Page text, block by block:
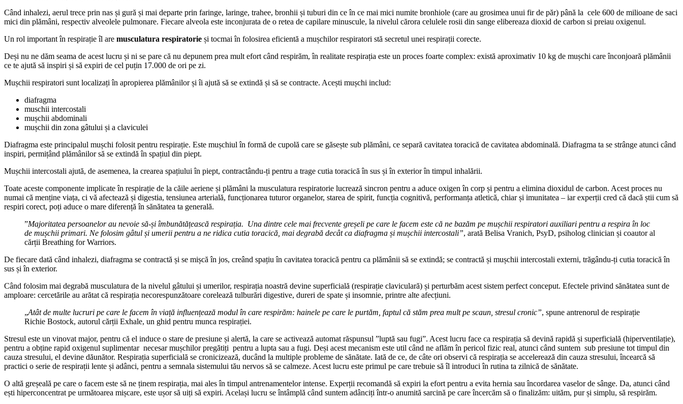
Când inhalezi, aerul trece prin nas și gură și mai departe prin faringe, laringe, trahee, bronhii și tuburi din ce în ce mai mici numite bronhiole (care au grosimea unui fir de păr) până la cele 600 de milioane de saci
mici din plămâni, respectiv alveolele pulmonare. Fiecare alveola este inconjurata de o retea de capilare minuscule, la nivelul cărora celulele rosii din sange elibereaza dioxid de carbon si preiau oxigenul.
Un rol important în respirație îl are musculatura respiratorie și tocmai în folosirea eficientă a mușchilor respiratori stă secretul unei respirații corecte.
Deși nu ne dăm seama de acest lucru și ni se pare că nu depunem prea mult efort când respirăm, în realitate respirația este un proces foarte complex: există aproximativ 10 kg de mușchi care înconjoară plămânii
ce te ajută să inspiri și să expiri de cel puțin 17.000 de ori pe zi.
Mușchii respiratori sunt localizați în apropierea plămânilor și îi ajută să se extindă și să se contracte. Acești mușchi includ:
diafragma
muschii intercostali
mușchii abdominali
mușchii din zona gâtului și a claviculei
Diafragma este principalul mușchi folosit pentru respirație. Este mușchiul în formă de cupolă care se găsește sub plămâni, ce separă cavitatea toracică de cavitatea abdominală. Diafragma ta se strânge atunci când
inspiri, permițând plămânilor să se extindă în spațiul din piept.
Mușchii intercostali ajută, de asemenea, la crearea spațiului în piept, contractându-ți pentru a trage cutia toracică în sus și în exterior în timpul inhalării.
Toate aceste componente implicate în respirație de la căile aeriene și plămâni la musculatura respiratorie lucrează sincron pentru a aduce oxigen în corp și pentru a elimina dioxidul de carbon. Acest proces nu
numai că menține viața, ci vă afectează și digestia, tensiunea arterială, funcționarea tuturor organelor, starea de spirit, funcția cognitivă, performanța atletică, chiar și imunitatea – iar experții cred că dacă știi cum să
respiri corect, poți aduce o mare diferență în sănătatea ta generală.
”Majoritatea persoanelor au nevoie să-și îmbunătățească respirația. Una dintre cele mai frecvente greșeli pe care le facem este că ne bazăm pe mușchii respiratori auxiliari pentru a respira în loc
de mușchii primari. Ne folosim gâtul și umerii pentru a ne ridica cutia toracică, mai degrabă decât ca diafragma și mușchii intercostali”, arată Belisa Vranich, PsyD, psiholog clinician și coautor al
cărții Breathing for Warriors.
De fiecare dată când inhalezi, diafragma se contractă și se mișcă în jos, creând spațiu în cavitatea toracică pentru ca plămânii să se extindă; se contractă și mușchii intercostali externi, trăgându-ți cutia toracică în
sus și în exterior.
Când folosim mai degrabă musculatura de la nivelul gâtului și umerilor, respirația noastră devine superficială (respirație claviculară) și perturbăm acest sistem perfect conceput. Efectele privind sănătatea sunt de
amploare: cercetările au arătat că respirația necorespunzătoare corelează tulburări digestive, dureri de spate și insomnie, printre alte afecțiuni.
„Atât de multe lucruri pe care le facem în viață influențează modul în care respirăm: hainele pe care le purtăm, faptul că stăm prea mult pe scaun, stresul cronic”, spune antrenorul de respirație
Richie Bostock, autorul cărții Exhale, un ghid pentru munca respirației.
Stresul este un vinovat major, pentru că el induce o stare de presiune și alertă, la care se activează automat răspunsul ”luptă sau fugi”. Acest lucru face ca respirația să devină rapidă și superficială (hiperventilație),
pentru a obține rapid oxigenul suplimentar necesar mușchilor pregătiți pentru a lupta sau a fugi. Deși acest mecanism este util când ne aflăm în pericol fizic real, atunci când suntem sub presiune tot timpul din
cauza stresului, el devine dăunător. Respirația superficială se cronicizează, ducând la multiple probleme de sănătate. Iată de ce, de câte ori observi că respirația se accelerează din cauza stresului, încearcă să
practici o serie de respirații lente și adânci, pentru a semnala sistemului tău nervos să se calmeze. Acest lucru este primul pe care trebuie să îl introduci în rutina ta zilnică de sănătate.
O altă greșeală pe care o facem este să ne ținem respirația, mai ales în timpul antrenamentelor intense. Experții recomandă să expiri la efort pentru a evita hernia sau încordarea vaselor de sânge. Da, atunci când
ești hiperconcentrat pe următoarea mișcare, este ușor să uiți să expiri. Același lucru se întâmplă când suntem adânciți într-o anumită sarcină pe care încercăm să o finalizăm: uităm, pur și simplu, să respirăm.